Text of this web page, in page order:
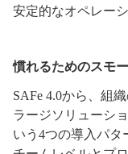
安定的なオペレー
慣れるためのスモ
SAFe 4.0から、組
ラージソリューシ
いう4つの導入パタ